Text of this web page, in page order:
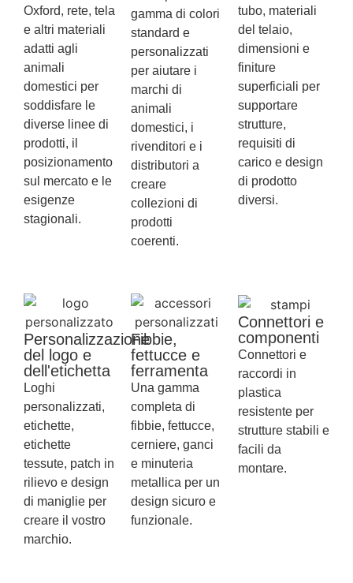
Oxford, rete, tela
e altri materiali
adatti agli
animali
domestici per
soddisfare le
diverse linee di
prodotti, il
posizionamento
sul mercato e le
esigenze
stagionali.
gamma di colori
standard e
personalizzati
per aiutare i
marchi di
animali
domestici, i
rivenditori e i
distributori a
creare
collezioni di
prodotti
coerenti.
tubo, materiali
del telaio,
dimensioni e
finiture
superficiali per
supportare
strutture,
requisiti di
carico e design
di prodotto
diversi.
Personalizzazione
del logo e
dell'etichetta
Loghi
personalizzati,
etichette,
etichette
tessute, patch in
rilievo e design
di maniglie per
creare il vostro
marchio.
Fibbie,
fettucce e
ferramenta
Una gamma
completa di
fibbie, fettucce,
cerniere, ganci
e minuteria
metallica per un
design sicuro e
funzionale.
Connettori e
componenti
Connettori e
raccordi in
plastica
resistente per
strutture stabili e
facili da
montare.